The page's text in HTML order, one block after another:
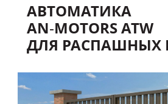
АВТОМАТИКА
AN‑MOTORS ATW
ДЛЯ РАСПАШНЫХ